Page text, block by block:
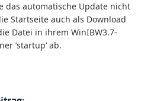
das automatische Update nicht
Startseite auch als Download
Datei in ihrem WinIBW3.7-
’startup‘ ab.